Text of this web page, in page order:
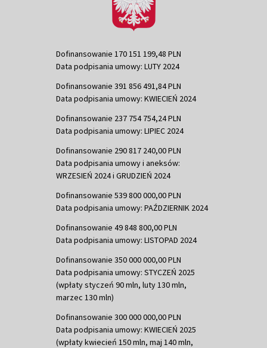
Dofinansowanie 170 151 199,48 PLN
Data podpisania umowy: LUTY 2024
Dofinansowanie 391 856 491,84 PLN
Data podpisania umowy: KWIECIEŃ 2024
Dofinansowanie 237 754 754,24 PLN
Data podpisania umowy: LIPIEC 2024
Dofinansowanie 290 817 240,00 PLN
Data podpisania umowy i aneksów:
WRZESIEŃ 2024 i GRUDZIEŃ 2024
Dofinansowanie 539 800 000,00 PLN
Data podpisania umowy: PAŹDZIERNIK 2024
Dofinansowanie 49 848 800,00 PLN
Data podpisania umowy: LISTOPAD 2024
Dofinansowanie 350 000 000,00 PLN
Data podpisania umowy: STYCZEŃ 2025
(wpłaty styczeń 90 mln, luty 130 mln,
marzec 130 mln)
Dofinansowanie 300 000 000,00 PLN
Data podpisania umowy: KWIECIEŃ 2025
(wpłaty kwiecień 150 mln, maj 140 mln,